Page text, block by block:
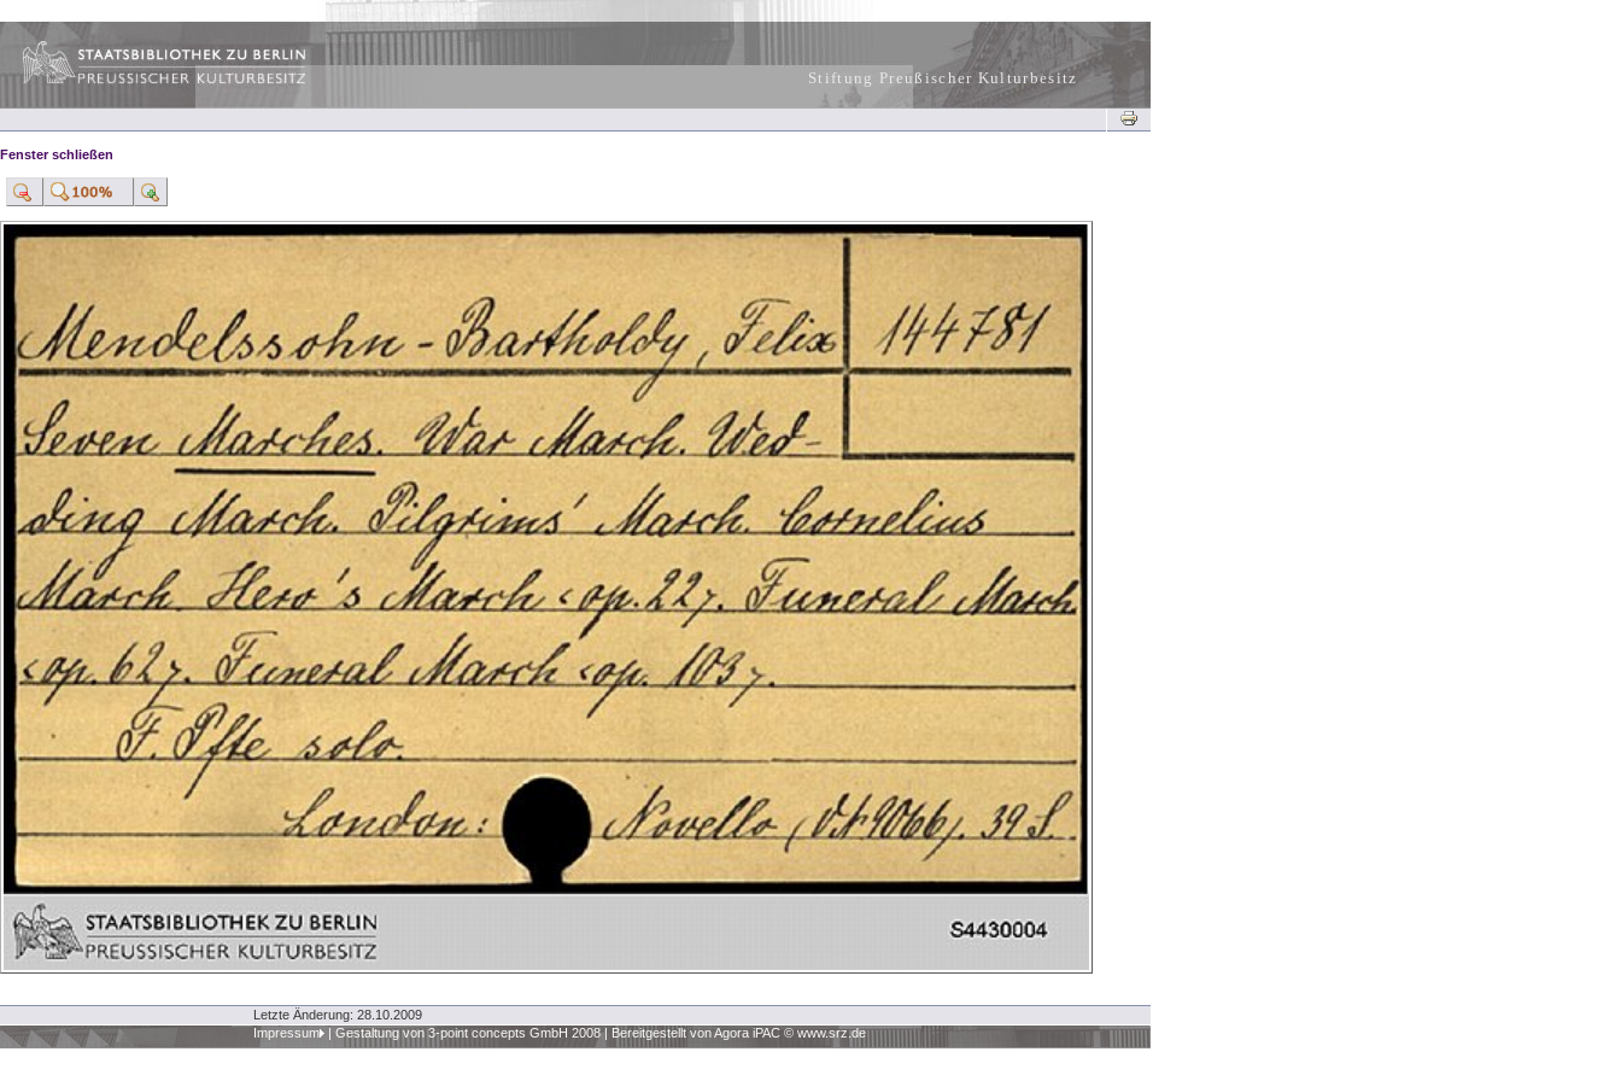
Stiftung Preußischer Kulturbesitz
Fenster schließen
Letzte Änderung: 28.10.2009
Impressum
| Gestaltung von 3-point concepts GmbH 2008 | Bereitgestellt von Agora iPAC © www.srz.de